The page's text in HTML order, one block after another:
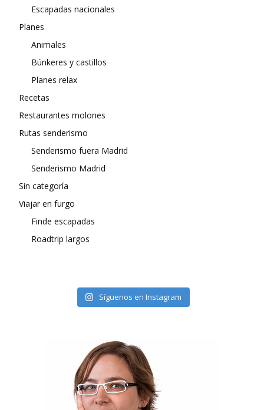
Escapadas nacionales
Planes
Animales
Búnkeres y castillos
Planes relax
Recetas
Restaurantes molones
Rutas senderismo
Senderismo fuera Madrid
Senderismo Madrid
Sin categoría
Viajar en furgo
Finde escapadas
Roadtrip largos
Síguenos en Instagram